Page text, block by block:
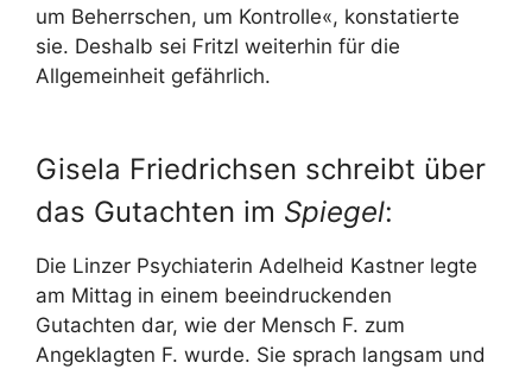
um Beherrschen, um Kontrolle«, konstatierte
sie. Deshalb sei Fritzl weiterhin für die
Allgemeinheit gefährlich.
Gisela Friedrichsen schreibt über
das Gutachten im Spiegel:
Die Linzer Psychiaterin Adelheid Kastner legte
am Mittag in einem beeindruckenden
Gutachten dar, wie der Mensch F. zum
Angeklagten F. wurde. Sie sprach langsam und